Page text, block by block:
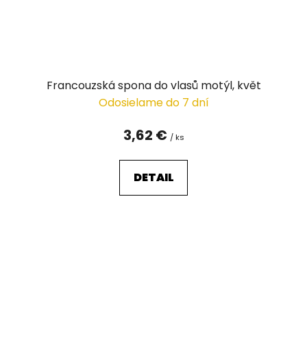
Francouzská spona do vlasů motýl, květ
Odosielame do 7 dní
3,62 € / ks
DETAIL